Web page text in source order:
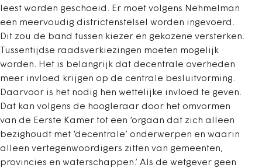
leest worden geschoeid. Er moet volgens Nehmelman
een meervoudig districtenstelsel worden ingevoerd.
Dit zou de band tussen kiezer en gekozene versterken.
Tussentijdse raadsverkiezingen moeten mogelijk
worden. Het is belangrijk dat decentrale overheden
meer invloed krijgen op de centrale besluitvorming.
Daarvoor is het nodig hen wettelijke invloed te geven.
Dat kan volgens de hoogleraar door het omvormen
van de Eerste Kamer tot een ‘orgaan dat zich alleen
bezighoudt met ‘decentrale’ onderwerpen en waarin
alleen vertegenwoordigers zitten van gemeenten,
provincies en waterschappen.’ Als de wetgever geen